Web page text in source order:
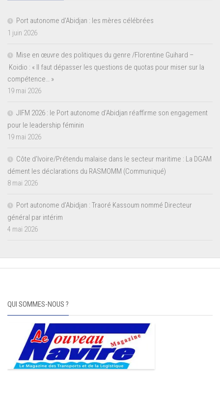
Port autonome d’Abidjan : les mères célébrées
1 juin 2026
Mise en œuvre des politiques du genre /Florentine Guihard –
Koidio : « Il faut dépasser les questions de quotas pour miser sur la
compétence… »
19 mai 2026
JIFM 2026 : le Port autonome d’Abidjan réaffirme son engagement
pour le leadership féminin
19 mai 2026
Côte d’Ivoire/Prétendu malaise dans le secteur maritime : La DGAM
dément les déclarations du RASMOMM (Communiqué)
8 mai 2026
Port autonome d’Abidjan : Traoré Kassoum nommé Directeur
général par intérim
4 mai 2026
QUI SOMMES-NOUS ?